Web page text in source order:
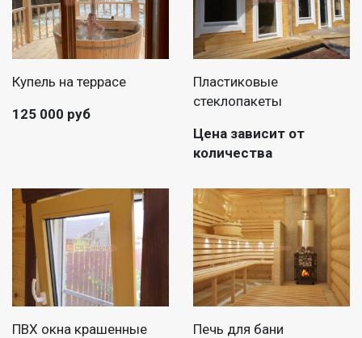
Купель на террасе
125 000 руб
Пластиковые
стеклопакеты
Цена зависит от
количества
ПВХ окна крашенные
Печь для бани